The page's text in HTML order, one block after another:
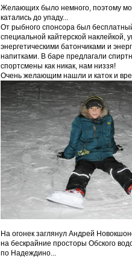
Желающих было немного, поэтому
катались до упаду...
От рыбного спонсора был
специальной кайтерской наклейкой,
энергетическими батончиками и
напитками. В баре предлагали
спортсмены как никак, нам низзя!
Очень желающим нашли и каток и
На огонек заглянул Андрей
на бескрайние просторы Обского
по Надеждино...